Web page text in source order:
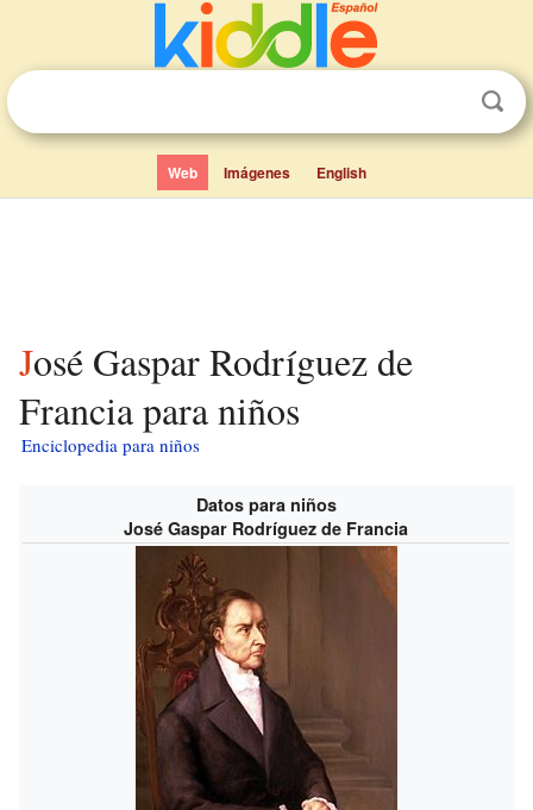
Web Imágenes English
José Gaspar Rodríguez de
Francia para niños
Enciclopedia para niños
Datos para niños
José Gaspar Rodríguez de Francia